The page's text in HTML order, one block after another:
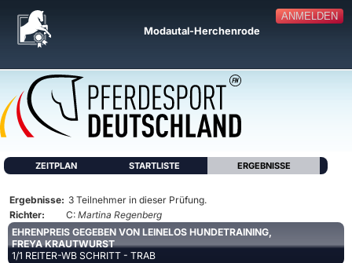
ANMELDEN
Modautal-Herchenrode
ZEITPLAN STARTLISTE ERGEBNISSE
Ergebnisse: 3 Teilnehmer in dieser Prüfung.
Richter:
C: Martina Regenberg
EHRENPREIS GEGEBEN VON LEINELOS HUNDETRAINING,
FREYA KRAUTWURST
1/1 REITER-WB SCHRITT - TRAB